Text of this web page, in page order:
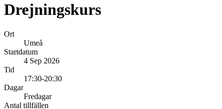
Drejningskurs
Ort
Umeå
Startdatum
4 Sep 2026
Tid
17:30-20:30
Dagar
Fredagar
Antal tillfällen